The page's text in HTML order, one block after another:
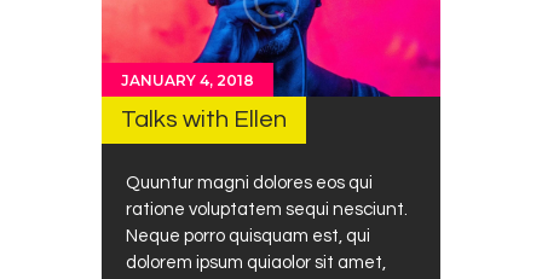
JANUARY 4, 2018
Talks with Ellen
Quuntur magni dolores eos qui
ratione voluptatem sequi nesciunt.
Neque porro quisquam est, qui
dolorem ipsum quiaolor sit amet,